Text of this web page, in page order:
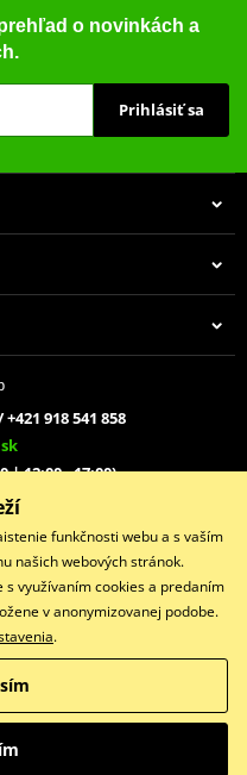
ocelových lamel pro
nejnáročnější závodní
o novinkách a
Prihlásiť sa
+421 918 541 858
| 12:00 - 17:00)
1439
verziu
funkčnosti webu a s vaším
našich webových stránok.
s využívaním cookies a predaním
v anonymizovanej podobe.
.